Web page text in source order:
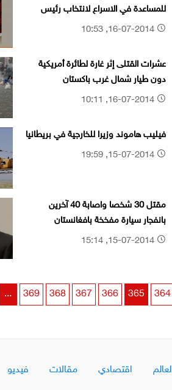
للمساعدة في الاسراع لانتخاب رئيس
الجمهورية وتشكيل الحكومة
16-07-2014, 10:53
عشرات القتلى إثر غارة لطائرة أمريكية
دون طيار شمال غرب باكستان
16-07-2014, 10:11
فيليب هاموند وزيرا للخارجية في بريطانيا
15-07-2014, 19:59
مقتل 30 شخصا واصابة 40 آخرين
بانفجار سيارة مفخخة بافغانستان
15-07-2014, 15:14
364
365
366
367
368
369
...
اقتصادي مقالات فيديو